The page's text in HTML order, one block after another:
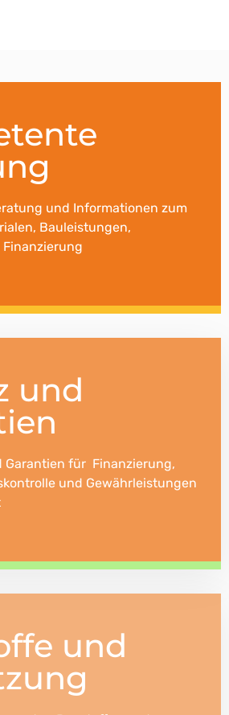
und Informationen zum
Bauleistungen,
und
Garantien für Finanzierung,
und Gewährleistungen
und